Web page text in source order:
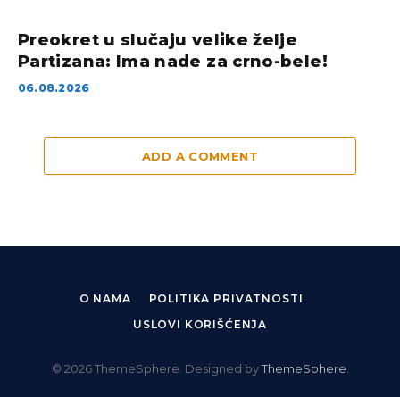
Preokret u slučaju velike želje
Partizana: Ima nade za crno-bele!
06.08.2026
ADD A COMMENT
O NAMA
POLITIKA PRIVATNOSTI
USLOVI KORIŠĆENJA
© 2026 ThemeSphere. Designed byThemeSphere